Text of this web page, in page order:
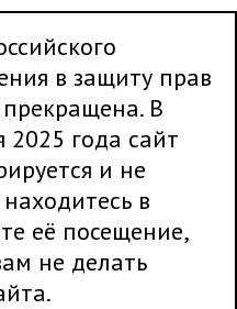
в защиту прав
прекращена. В
2025 года сайт
и не
в
её посещение,
не делать